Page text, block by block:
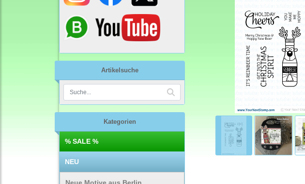
Artikelsuche
Kategorien
% SALE %
NEU
Neue Motive aus Berlin